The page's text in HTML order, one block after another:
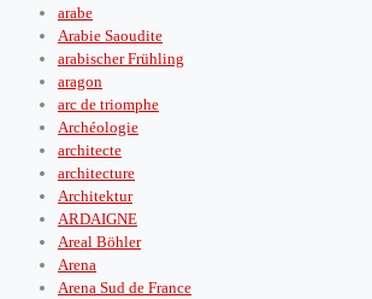
arabe
Arabie Saoudite
arabischer Frühling
aragon
arc de triomphe
Archéologie
architecte
architecture
Architektur
ARDAIGNE
Areal Böhler
Arena
Arena Sud de France